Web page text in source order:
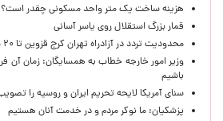
هزینه ساخت یک متر واحد مسکونی چقدر است؟
قمار بزرگ استقلال روی یاسر آسانی
محدودیت تردد در آزادراه تهران کرج قزوین تا ۲۰ شهریور/ جزئیات
وزیر امور خارجه خطاب به همسایگان: زمان آن
باشیم
سنای آمریکا لایحه تحریم ایران و روسیه را
پزشکیان: ما نوکر مردم و در خدمت آنان هستیم